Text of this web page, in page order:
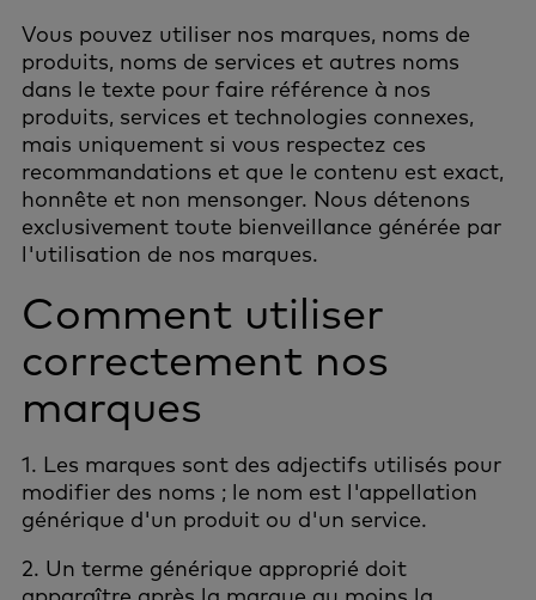
Vous pouvez utiliser nos marques, noms de
produits, noms de services et autres noms
dans le texte pour faire référence à nos
produits, services et technologies connexes,
mais uniquement si vous respectez ces
recommandations et que le contenu est exact,
honnête et non mensonger. Nous détenons
exclusivement toute bienveillance générée par
l'utilisation de nos marques.
Comment utiliser
correctement nos
marques
1. Les marques sont des adjectifs utilisés pour
modifier des noms ; le nom est l'appellation
générique d'un produit ou d'un service.
2. Un terme générique approprié doit